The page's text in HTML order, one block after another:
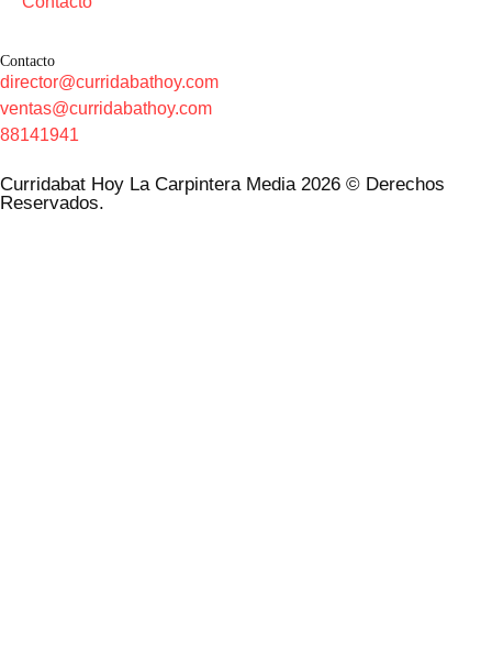
Contacto
director@curridabathoy.com
ventas@curridabathoy.com
88141941
Curridabat Hoy La Carpintera Media 2026 © Derechos
Reservados.